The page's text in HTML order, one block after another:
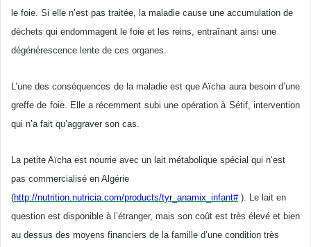
le foie. Si elle n’est pas traitée, la maladie cause une accumulation de
déchets qui endommagent le foie et les reins, entraînant ainsi une
dégénérescence lente de ces organes.
L’une des conséquences de la maladie est que Aïcha aura besoin d’une
greffe de foie. Elle a récemment subi une opération à Sétif, intervention
qui n’a fait qu’aggraver son cas.
La petite Aïcha est nourrie avec un lait métabolique spécial qui n‘est
pas commercialisé en Algérie
(http://nutrition.nutricia.com/products/tyr_anamix_infant#). Le lait en
question est disponible à l’étranger, mais son coût est très élevé et bien
au dessus des moyens financiers de la famille d’une condition très